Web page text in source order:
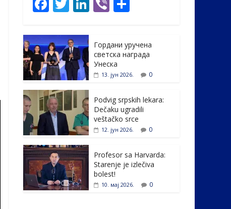
e
b
o
o
k
itt
er e
dI
n
e
Гордани уручена
светска награда
Унеска
13. јун 2026. 0
Podvig srpskih lekara:
Dečaku ugradili
veštačko srce
12. јун 2026. 0
Profesor sa Harvarda:
Starenje je izlečiva
bolest!
10. мај 2026. 0